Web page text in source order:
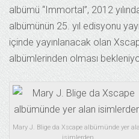
albümü “Immortal”, 2012
albümünün 25. yıl edisyonu
içinde yayınlanacak olan
albümlerinden olması
Mary J. Blige da Xscape albümünde yer